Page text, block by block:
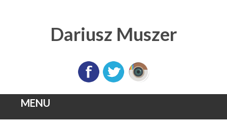
Dariusz Muszer
MENU